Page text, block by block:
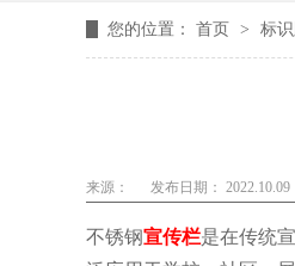
您的位置： 首页 > 标
来源： 发布日期： 2022.10.09
不锈钢宣传栏是在传统